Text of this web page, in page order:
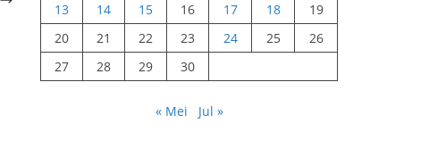
13
14 15 16 17 18
19
20
21 22 23 24 25
26
27
28 29 30
« Mei Jul »